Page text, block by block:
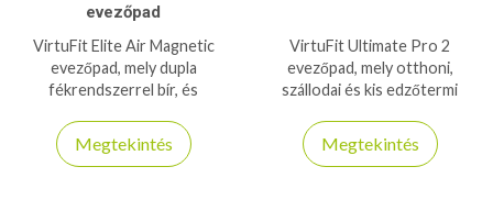
evezőpad
VirtuFit Elite Air Magnetic
evezőpad, mely dupla
fékrendszerrel bír, és
Megtekintés
VirtuFit Ultimate Pro 2
evezőpad, mely otthoni,
szállodai és kis edzőtermi
teherbírással rendelkezik!
Megtekintés